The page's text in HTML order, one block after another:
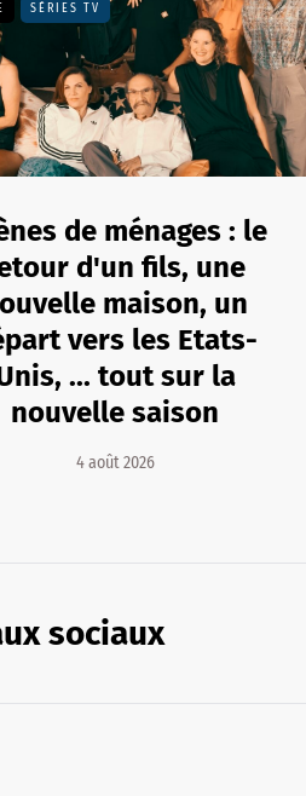
SÉRIES TV
de ménages : le
d'un fils, une
maison, un
vers les Etats-
... tout sur la
nouvelle saison
4 août 2026
sociaux